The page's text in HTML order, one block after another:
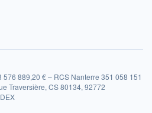
889,20 € – RCS Nanterre 351 058 151
Traversière, CS 80134, 92772